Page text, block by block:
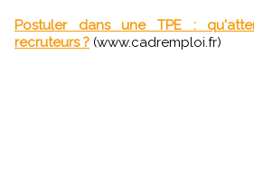
Postuler dans une TPE :
recruteurs ? (www.cadremploi.fr)